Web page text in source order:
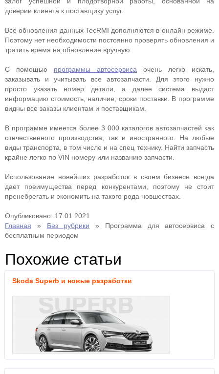
доверии клиента к поставщику услуг.
Все обновления данных TecRMI дополняются в онлайн режиме.
Поэтому нет необходимости постоянно проверять обновления и
тратить время на обновление вручную.
С помощью программы автосервиса очень легко искать,
заказывать и учитывать все автозапчасти. Для этого нужно
просто указать номер детали, а далее система выдаст
информацию стоимость, наличие, сроки поставки. В программе
видны все заказы клиентам и поставщикам.
В программе имеется более 3 000 каталогов автозапчастей как
отечественного производства, так и иностранного. На любые
виды транспорта, в том числе и на спец технику. Найти запчасть
крайне легко по VIN номеру или названию запчасти.
Использование новейших разработок в своем бизнесе всегда
дает преимущества перед конкурентами, поэтому не стоит
пренебрегать и экономить на такого рода новшествах.
Опубликовано: 17.01.2021
Главная » Без рубрики » Программа для автосервиса с
бесплатным периодом
Похожие статьи
Skoda Superb и новые разработки